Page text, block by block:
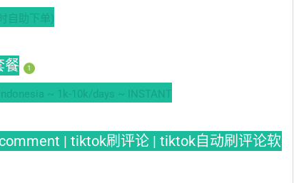
自助下单)
餐 1
~ 1k-10k/days ~ INSTANT
| tiktok刷评论 | tiktok自动刷评论软